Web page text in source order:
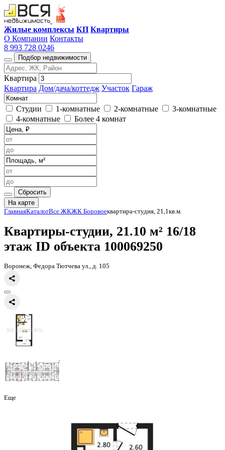
Жилые комплексы КП Квартиры
О Компании Контакты
8 993 728 0246
Подбор недвижимости
Квартира
Квартира Дом/дача/коттедж Участок Гараж
Студии 1-комнатные 2-комнатные
3-комнатные
4-комнатные
Более 4 комнат
Сбросить
На карте
Главная КаталогВсе ЖК ЖК Боровое
Квартиры-студии, 21.10 м²
этаж
Воронеж, Федора Тютчева ул., д. 105